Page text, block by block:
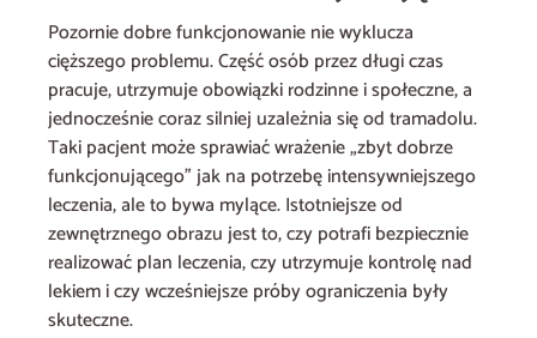
Pozornie dobre funkcjonowanie nie wyklucza
cięższego problemu. Część osób przez długi czas
pracuje, utrzymuje obowiązki rodzinne i społeczne, a
jednocześnie coraz silniej uzależnia się od tramadolu.
Taki pacjent może sprawiać wrażenie „zbyt dobrze
funkcjonującego” jak na potrzebę intensywniejszego
leczenia, ale to bywa mylące. Istotniejsze od
zewnętrznego obrazu jest to, czy potrafi bezpiecznie
realizować plan leczenia, czy utrzymuje kontrolę nad
lekiem i czy wcześniejsze próby ograniczenia były
skuteczne.